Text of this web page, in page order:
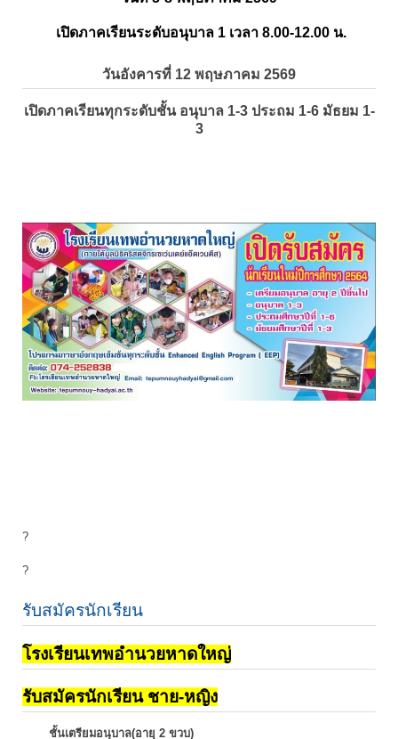
เปิดภาคเรียนระดับอนุบาล 1 เวลา 8.00-12.00 น.
วันอังคารที่ 12 พฤษภาคม 2569
เปิดภาคเรียนทุกระดับชั้น อนุบาล 1-3 ประถม 1-6 มัธยม 1-
3
?
?
รับสมัครนักเรียน
โรงเรียนเทพอำนวยหาดใหญ่
รับสมัครนักเรียน ชาย-หญิง
ชั้นเตรียมอนุบาล(อายุ 2 ขวบ)